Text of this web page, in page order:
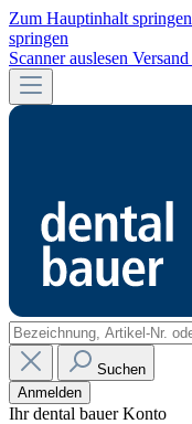
Zum Hauptinhalt springen
springen
Scanner auslesen Versand
Suchen
Anmelden
Ihr dental bauer Konto